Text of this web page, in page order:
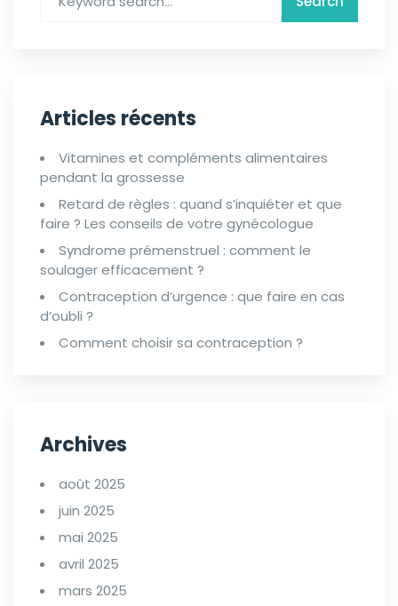
Articles récents
Vitamines et compléments alimentaires
pendant la grossesse
Retard de règles : quand s’inquiéter et que
faire ? Les conseils de votre gynécologue
Syndrome prémenstruel : comment le
soulager efficacement ?
Contraception d’urgence : que faire en cas
d’oubli ?
Comment choisir sa contraception ?
Archives
août 2025
juin 2025
mai 2025
avril 2025
mars 2025